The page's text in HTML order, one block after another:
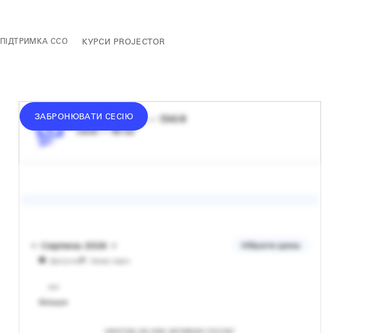
ПІДТРИМКА ССО КУРСИ PROJECTOR
ЗАБРОНЮВАТИ СЕСІЮ
середній донат — 1340 ₴
сесія — 60 хв